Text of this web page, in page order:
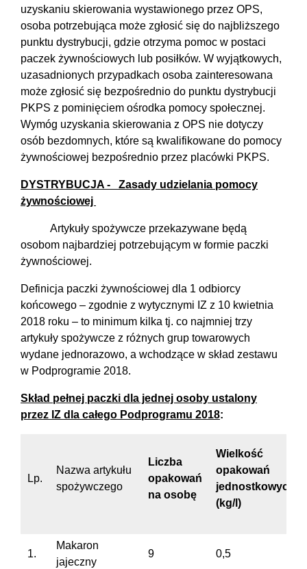
uzyskaniu skierowania wystawionego przez OPS,
osoba potrzebująca może zgłosić się do najbliższego
punktu dystrybucji, gdzie otrzyma pomoc w postaci
paczek żywnościowych lub posiłków. W wyjątkowych,
uzasadnionych przypadkach osoba zainteresowana
może zgłosić się bezpośrednio do punktu dystrybucji
PKPS z pominięciem ośrodka pomocy społecznej.
Wymóg uzyskania skierowania z OPS nie dotyczy
osób bezdomnych, które są kwalifikowane do pomocy
żywnościowej bezpośrednio przez placówki PKPS.
DYSTRYBUCJA - Zasady udzielania pomocy
żywnościowej
Artykuły spożywcze przekazywane będą
osobom najbardziej potrzebującym w formie paczki
żywnościowej.
Definicja paczki żywnościowej dla 1 odbiorcy
końcowego – zgodnie z wytycznymi IZ z 10 kwietnia
2018 roku – to minimum kilka tj. co najmniej trzy
artykuły spożywcze z różnych grup towarowych
wydane jednorazowo, a wchodzące w skład zestawu
w Podprogramie 2018.
Skład pełnej paczki dla jednej osoby ustalony
przez IZ dla całego Podprogramu 2018:
Lp.
Nazwa artykułu
spożywczego
Liczba
opakowań
na osobę
Wielkość
opakowań
jednostkowych
(kg/l)
1.
Makaron
jajeczny
9 0,5